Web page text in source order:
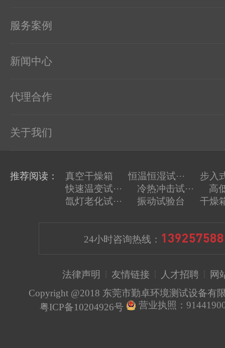
服务案例
新闻中心
代理合作
关于我们
推荐阅读： 真空干燥箱 恒温恒湿试···
步入
快速温变试···
冷热冲击试···
高
氙灯老化试···
振动试验台 干燥
24小时咨询热线：
法律声明 友情链接 人才招聘
网
Copyright @2018 东莞市勤卓环境测试设备有
粤ICP备10204926号
营业执照：